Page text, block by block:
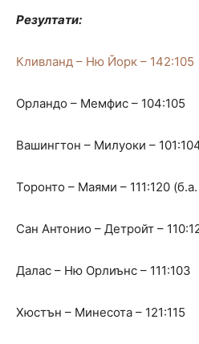
Резултати:
Кливланд – Ню Йорк – 142:105
Орландо – Мемфис – 104:105
Вашингтон – Милуоки –
Торонто – Маями – 111:120
Сан Антонио – Детройт –
Далас – Ню Орлиънс – 111:103
Хюстън – Минесота – 121:115